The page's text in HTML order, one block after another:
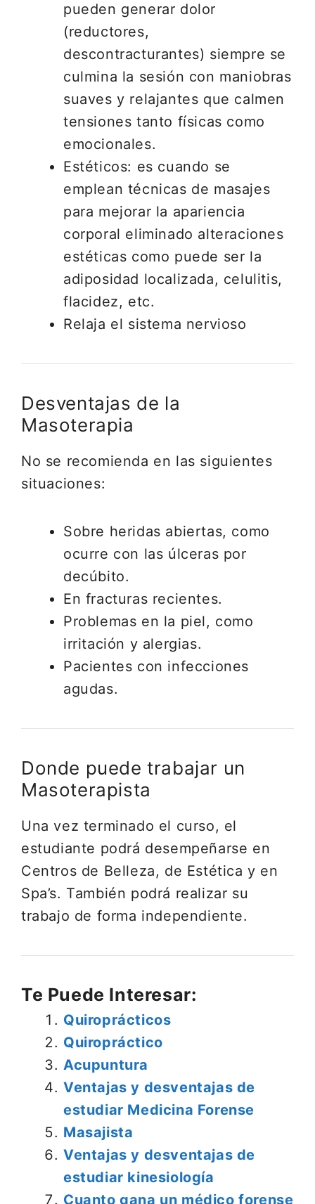
pueden generar dolor
(reductores,
descontracturantes) siempre se
culmina la sesión con maniobras
suaves y relajantes que calmen
tensiones tanto físicas como
emocionales.
Estéticos: es cuando se
emplean técnicas de masajes
para mejorar la apariencia
corporal eliminado alteraciones
estéticas como puede ser la
adiposidad localizada, celulitis,
flacidez, etc.
Relaja el sistema nervioso
Desventajas de la
Masoterapia
No se recomienda en las siguientes
situaciones:
Sobre heridas abiertas, como
ocurre con las úlceras por
decúbito.
En fracturas recientes.
Problemas en la piel, como
irritación y alergias.
Pacientes con infecciones
agudas.
Donde puede trabajar un
Masoterapista
Una vez terminado el curso, el
estudiante podrá desempeñarse en
Centros de Belleza, de Estética y en
Spa’s. También podrá realizar su
trabajo de forma independiente.
Te Puede Interesar:
Quiroprácticos
Quiropráctico
Acupuntura
Ventajas y desventajas de
estudiar Medicina Forense
Masajista
Ventajas y desventajas de
estudiar kinesiología
Cuanto gana un médico forense